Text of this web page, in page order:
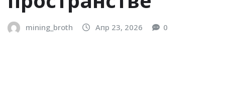
mining_broth Апр 23, 2026 0